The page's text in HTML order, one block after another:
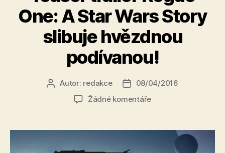
One: A Star Wars Story
slibuje hvězdnou
podívanou!
Autor
příspěvku
Autor: redakce
Datum
příspěvku
08/04/2016
Žádné komentářeu
názvem